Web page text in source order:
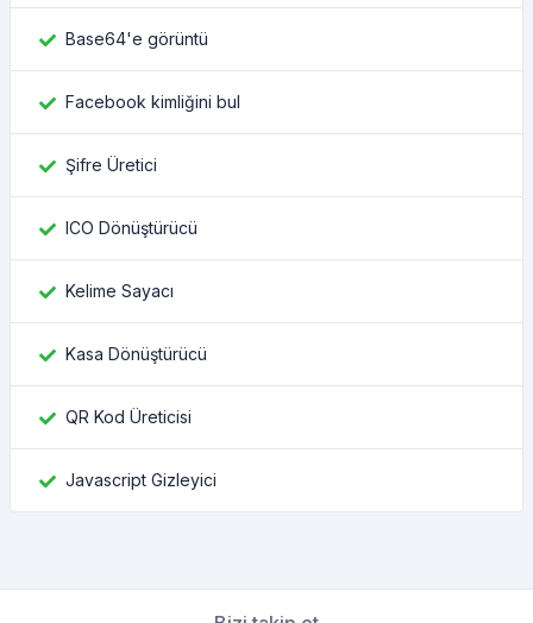
Base64'e görüntü
Facebook kimliğini bul
Şifre Üretici
ICO Dönüştürücü
Kelime Sayacı
Kasa Dönüştürücü
QR Kod Üreticisi
Javascript Gizleyici